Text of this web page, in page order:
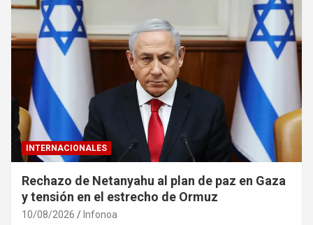
INTERNACIONALES
Rechazo de Netanyahu al plan de paz en Gaza
y tensión en el estrecho de Ormuz
10/08/2026 Infonoa